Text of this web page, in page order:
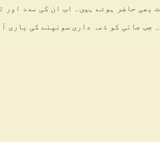
بھی حاضر ہوئے ہیں۔ اب ان کی مدد اور
جب جانی کو ذمہ داری سونپنے کی باری